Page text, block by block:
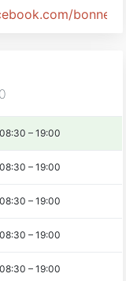
08:30 – 19:00
08:30 – 19:00
08:30 – 19:00
08:30 – 19:00
08:30 – 19:00